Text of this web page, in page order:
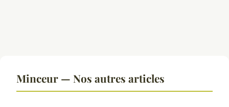
Minceur — Nos autres articles